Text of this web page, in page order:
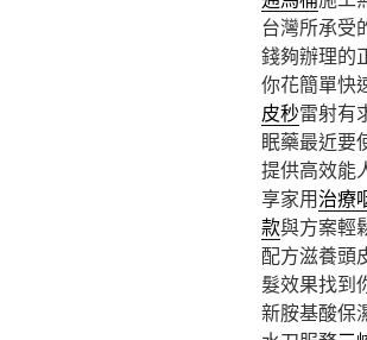
台灣所承受
錢夠辦理的
你花簡單快
皮秒雷射有
眠藥最近要
提供高效能
享家用治療
款與方案輕
配方滋養頭
髮效果找到
新胺基酸保